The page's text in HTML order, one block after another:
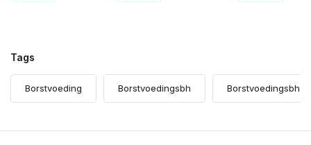
Tags
Borstvoeding Borstvoedingsbh Borstvoedingsbh's